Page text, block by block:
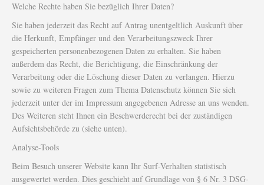
Welche Rechte haben Sie bezüglich Ihrer Daten?
Sie haben jederzeit das Recht auf Antrag unentgeltlich Auskunft über
die Herkunft, Empfänger und den Verarbeitungszweck Ihrer
gespeicherten personenbezogenen Daten zu erhalten. Sie haben
außerdem das Recht, die Berichtigung, die Einschränkung der
Verarbeitung oder die Löschung dieser Daten zu verlangen. Hierzu
sowie zu weiteren Fragen zum Thema Datenschutz können Sie sich
jederzeit unter der im Impressum angegebenen Adresse an uns wenden.
Des Weiteren steht Ihnen ein Beschwerderecht bei der zuständigen
Aufsichtsbehörde zu (siehe unten).
Analyse-Tools
Beim Besuch unserer Website kann Ihr Surf-Verhalten statistisch
ausgewertet werden. Dies geschieht auf Grundlage von § 6 Nr. 3 DSG-